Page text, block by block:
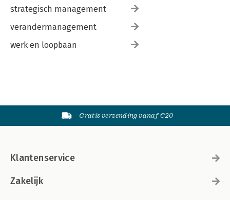
strategisch management
verandermanagement
werk en loopbaan
Gratis verzending vanaf €20
Klantenservice
Zakelijk